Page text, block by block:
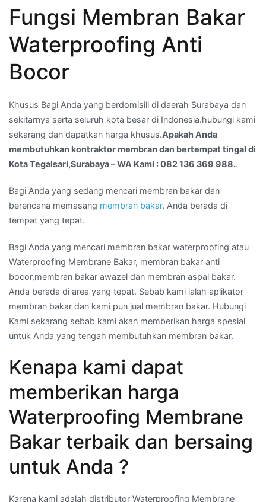
kontraktor
membran
dan
bertempat
tingal
Kota
Tegalsari,Surabaya
–
WA
Kami
082
136
369
Fungsi Membran Bakar
Waterproofing Anti
Bocor
Khusus Bagi Anda yang berdomisili di daerah Surabaya dan
sekitarnya serta seluruh kota besar di Indonesia.hubungi kami
sekarang dan dapatkan harga khusus.Apakah Anda
membutuhkan kontraktor membran dan bertempat tingal di
Kota Tegalsari,Surabaya – WA Kami : 082 136 369 988..
Bagi Anda yang sedang mencari membran bakar dan
berencana memasang membran bakar. Anda berada di
tempat yang tepat.
Bagi Anda yang mencari membran bakar waterproofing atau
Waterproofing Membrane Bakar, membran bakar anti
bocor,membran bakar awazel dan membran aspal bakar.
Anda berada di area yang tepat. Sebab kami ialah aplikator
membran bakar dan kami pun jual membran bakar. Hubungi
Kami sekarang sebab kami akan memberikan harga spesial
untuk Anda yang tengah membutuhkan membran bakar.
Kenapa kami dapat
memberikan harga
Waterproofing Membrane
Bakar terbaik dan bersaing
untuk Anda ?
Karena kami adalah distributor Waterproofing Membrane